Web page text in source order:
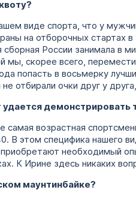
виде спорта, что у
на отборочных стартах
России занимала в
мы, скорее всего,
попасть в восьмерку
отбирали очки друг у
удается
самая возрастная
В этом специфика нашего
необходимый
К Ирине здесь никаких
маунтинбайке?